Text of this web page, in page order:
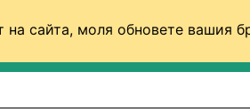
сайта, моля обновете вашия